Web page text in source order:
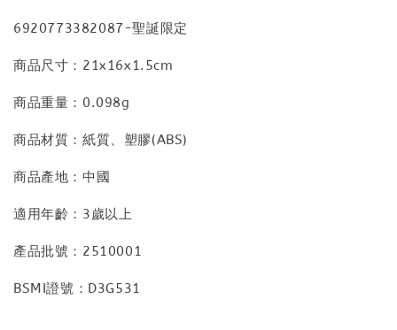
6920773382087-聖誕限定
商品尺寸：21x16x1.5cm
商品重量：0.098g
商品材質：紙質、塑膠(ABS)
商品產地：中國
適用年齡：3歲以上
產品批號：2510001
BSMI證號：D3G531